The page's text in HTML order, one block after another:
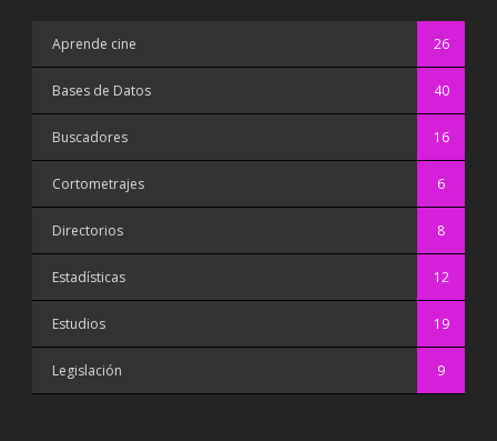
Aprende cine 26
Bases de Datos 40
Buscadores 16
Cortometrajes 6
Directorios 8
Estadísticas 12
Estudios 19
Legislación 9